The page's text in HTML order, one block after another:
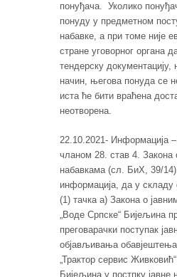
понуђача. Уколико
понуду у предметном
набавке, а при томе није
стране уговорног органа
тендерску
начин, његова понуда се
иста ће бити враћена
неотворена.
22.10.2021- Информација
чланом 28. став 4. Закона
набавкама (сл. БиХ, 39/14)
информација, да у
(1) тачка а) Закона о
„Воде Српске“ Бијељина
преговарачки поступак
објављивања
„Трактор сервис
Бијељина у постпку